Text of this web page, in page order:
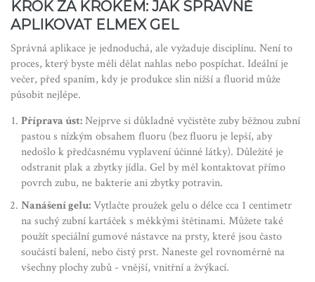
KROK ZA KROKEM: JAK SPRÁVNĚ
APLIKOVAT ELMEX GEL
Správná aplikace je jednoduchá, ale vyžaduje disciplínu. Není to
proces, který byste měli dělat nahlas nebo pospíchat. Ideální je
večer, před spaním, kdy je produkce slin nižší a fluorid může
působit nejlépe.
Příprava úst:Nejprve si důkladně vyčistěte zuby běžnou zubní
pastou s nízkým obsahem fluoru (bez fluoru je lepší, aby
nedošlo k předčasnému vyplavení účinné látky). Důležité je
odstranit plak a zbytky jídla. Gel by měl kontaktovat přímo
povrch zubu, ne bakterie ani zbytky potravin.
Nanášení gelu:Vytlačte proužek gelu o délce cca 1 centimetr
na suchý zubní kartáček s měkkými štětinami. Můžete také
použít speciální gumové nástavce na prsty, které jsou často
součástí balení, nebo čistý prst. Naneste gel rovnoměrně na
všechny plochy zubů - vnější, vnitřní a žvýkací.